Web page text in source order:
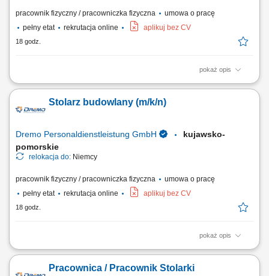
pracownik fizyczny / pracowniczka fizyczna
umowa o pracę
pełny etat
rekrutacja online aplikuj bez CV
18 godz.
pokaż opis
Zakres obowiązków: Realizacja prac stolarskich związanych z
organizacja procesu produkcji i montażu; Wykonywanie elementów
zgodnie z dokumentacją techniczną i wytycznymi; Obsługa maszyn do
Stolarz budowlany (m/k/n)
Dremo Personaldienstleistung GmbH
kujawsko-
pomorskie
relokacja do: Niemcy
pracownik fizyczny / pracowniczka fizyczna
umowa o pracę
pełny etat
rekrutacja online aplikuj bez CV
18 godz.
pokaż opis
Obowiązki: wykonywanie drewnianych schodów; montaż elementów w
osadzanie okien w gotowych elementach ściennych; obsługa maszyn;
Pracownica / Pracownik Stolarki